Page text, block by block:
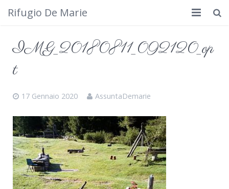
Rifugio De Marie
Calendario
Foto
Cimbergo da vedere
IMG_20180811_092120_op
t
17 Gennaio 2020 AssuntaDemarie